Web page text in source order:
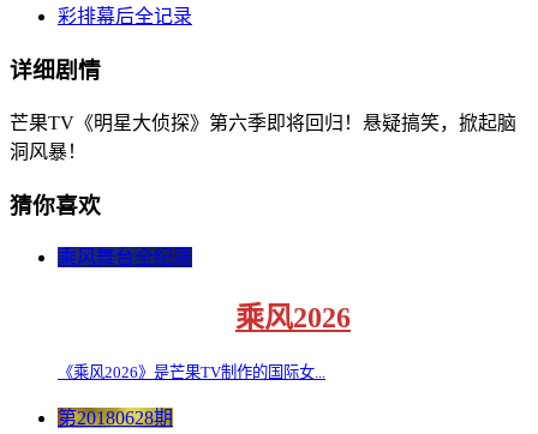
彩排幕后全记录
详细剧情
芒果TV《明星大侦探》第六季即将回归！悬疑搞笑，掀起脑
洞风暴！
猜你喜欢
乘风舞台全纪录
乘风2026
《乘风2026》是芒果TV制作的国际女...
第20180628期